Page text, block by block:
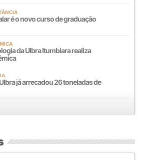
é o novo curso de graduação
da Ulbra Itumbiara realiza
já arrecadou 26 toneladas de